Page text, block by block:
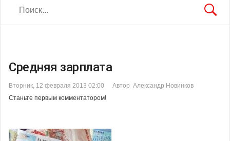
Средняя зарплата
Вторник, 12 февраля 2013 02:00
Автор Александр Новинков
Станьте первым комментатором!